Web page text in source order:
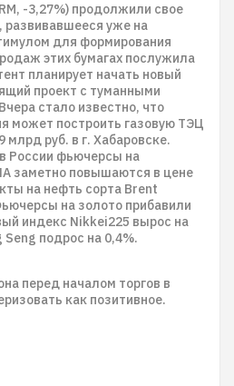
-3,27%) продолжили свое
уже на
для формирования
этих бумагах послужила
планирует начать новый
проект с туманными
стало известно, что
может построить газовую ТЭЦ
руб. в г. Хабаровске.
России фьючерсы на
заметно повышаются в цене
на нефть сорта Brent
на золото прибавили
индекс Nikkei225 вырос на
Seng подрос на 0,4%.
перед началом торгов в
как позитивное.